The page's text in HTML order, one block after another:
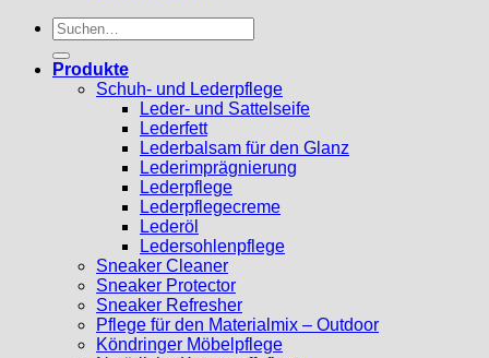
Suchen
nach:
Produkte
Schuh- und Lederpflege
Leder- und Sattelseife
Lederfett
Lederbalsam für den Glanz
Lederimprägnierung
Lederpflege
Lederpflegecreme
Lederöl
Ledersohlenpflege
Sneaker Cleaner
Sneaker Protector
Sneaker Refresher
Pflege für den Materialmix – Outdoor
Köndringer Möbelpflege